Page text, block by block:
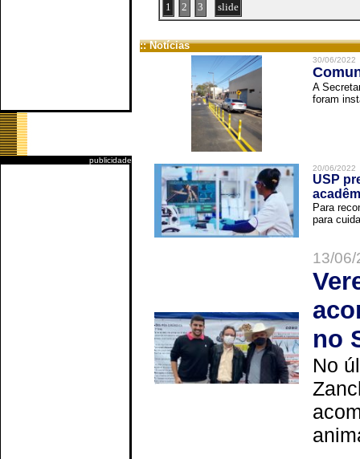
publicidade
1 2 3 slide
:: Notícias
30/06/2022
A
foram
20/06/2022
USP
Para
para
13/
no
No